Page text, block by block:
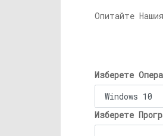
Опитайте
Изберете
Изберете